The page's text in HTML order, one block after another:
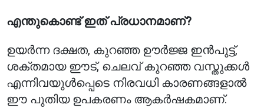
എന്തുകൊണ്ട് ഇത് പ്രധാനമാണ്?
ഉയർന്ന ദക്ഷത, കുറഞ്ഞ ഊർജ്ജ ഇൻപുട്ട്,
ശക്തമായ ഈട്, ചെലവ് കുറഞ്ഞ വസ്തുക്കൾ
എന്നിവയുൾപ്പെടെ നിരവധി കാരണങ്ങളാൽ
ഈ പുതിയ ഉപകരണം ആകർഷകമാണ്.